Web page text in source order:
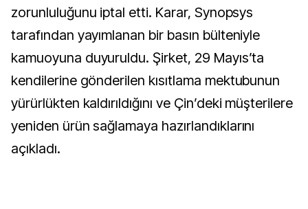
zorunluluğunu iptal etti. Karar, Synopsys
tarafından yayımlanan bir basın bülteniyle
kamuoyuna duyuruldu. Şirket, 29 Mayıs’ta
kendilerine gönderilen kısıtlama mektubunun
yürürlükten kaldırıldığını ve Çin’deki müşterilere
yeniden ürün sağlamaya hazırlandıklarını
açıkladı.